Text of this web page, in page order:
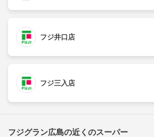
フジ井口店
フジ三入店
フジグラン広島の近くのスーパー